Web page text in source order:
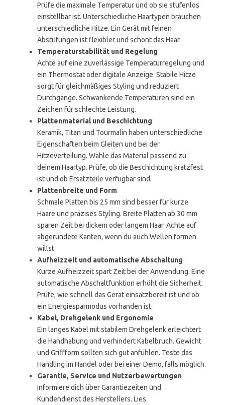
Prüfe die maximale Temperatur und ob sie stufenlos
einstellbar ist. Unterschiedliche Haartypen brauchen
unterschiedliche Hitze. Ein Gerät mit feinen
Abstufungen ist flexibler und schont das Haar.
Temperaturstabilität und Regelung
Achte auf eine zuverlässige Temperaturregelung und
ein Thermostat oder digitale Anzeige. Stabile Hitze
sorgt für gleichmäßiges Styling und reduziert
Durchgänge. Schwankende Temperaturen sind ein
Zeichen für schlechte Leistung.
Plattenmaterial und Beschichtung
Keramik, Titan und Tourmalin haben unterschiedliche
Eigenschaften beim Gleiten und bei der
Hitzeverteilung. Wähle das Material passend zu
deinem Haartyp. Prüfe, ob die Beschichtung kratzfest
ist und ob Ersatzteile verfügbar sind.
Plattenbreite und Form
Schmale Platten bis 25 mm sind besser für kurze
Haare und präzises Styling. Breite Platten ab 30 mm
sparen Zeit bei dickem oder langem Haar. Achte auf
abgerundete Kanten, wenn du auch Wellen formen
willst.
Aufheizzeit und automatische Abschaltung
Kurze Aufheizzeit spart Zeit bei der Anwendung. Eine
automatische Abschaltfunktion erhöht die Sicherheit.
Prüfe, wie schnell das Gerät einsatzbereit ist und ob
ein Energiesparmodus vorhanden ist.
Kabel, Drehgelenk und Ergonomie
Ein langes Kabel mit stabilem Drehgelenk erleichtert
die Handhabung und verhindert Kabelbruch. Gewicht
und Griffform sollten sich gut anfühlen. Teste das
Handling im Handel oder bei einer Demo, falls möglich.
Garantie, Service und Nutzerbewertungen
Informiere dich über Garantiezeiten und
Kundendienst des Herstellers. Lies